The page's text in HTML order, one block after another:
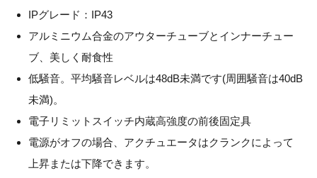
IPグレード：IP43
アルミニウム合金のアウターチューブとインナーチュー
ブ、美しく耐食性
低騒音。平均騒音レベルは48dB未満です(周囲騒音は40dB
未満)。
電子リミットスイッチ内蔵高強度の前後固定具
電源がオフの場合、アクチュエータはクランクによって
上昇または下降できます。